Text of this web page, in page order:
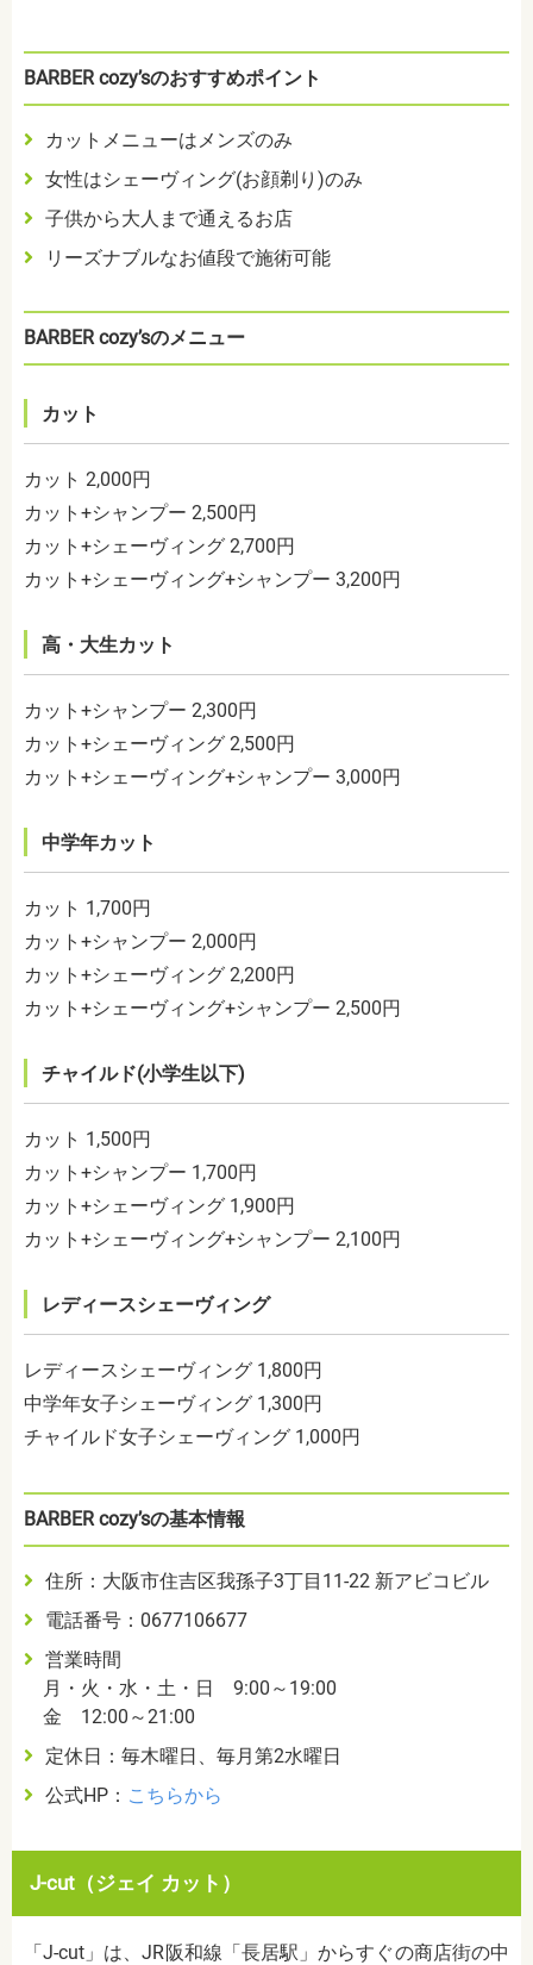
BARBER cozy’sのおすすめポイント
カットメニューはメンズのみ
女性はシェーヴィング(お顔剃り)のみ
子供から大人まで通えるお店
リーズナブルなお値段で施術可能
BARBER cozy’sのメニュー
カット
カット 2,000円
カット+シャンプー 2,500円
カット+シェーヴィング 2,700円
カット+シェーヴィング+シャンプー 3,200円
高・大生カット
カット+シャンプー 2,300円
カット+シェーヴィング 2,500円
カット+シェーヴィング+シャンプー 3,000円
中学年カット
カット 1,700円
カット+シャンプー 2,000円
カット+シェーヴィング 2,200円
カット+シェーヴィング+シャンプー 2,500円
チャイルド(小学生以下)
カット 1,500円
カット+シャンプー 1,700円
カット+シェーヴィング 1,900円
カット+シェーヴィング+シャンプー 2,100円
レディースシェーヴィング
レディースシェーヴィング 1,800円
中学年女子シェーヴィング 1,300円
チャイルド女子シェーヴィング 1,000円
BARBER cozy’sの基本情報
住所：大阪市住吉区我孫子3丁目11-22 新アビコビル
電話番号：0677106677
営業時間
月・火・水・土・日 9:00～19:00
金 12:00～21:00
定休日：毎木曜日、毎月第2水曜日
公式HP： こちらから
J-cut（ジェイ カット）
「J-cut」は、JR阪和線「長居駅」からすぐの商店街の中